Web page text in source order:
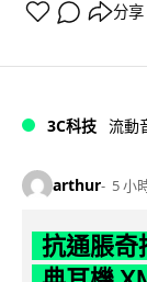
分享
3C科技 流動
arthur 5 小
抗通脹奇